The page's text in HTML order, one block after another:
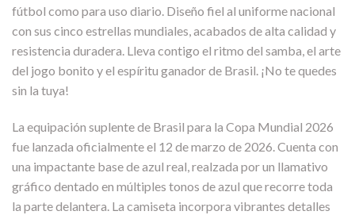
fútbol como para uso diario. Diseño fiel al uniforme nacional
con sus cinco estrellas mundiales, acabados de alta calidad y
resistencia duradera. Lleva contigo el ritmo del samba, el arte
del jogo bonito y el espíritu ganador de Brasil. ¡No te quedes
sin la tuya!
La equipación suplente de Brasil para la Copa Mundial 2026
fue lanzada oficialmente el 12 de marzo de 2026. Cuenta con
una impactante base de azul real, realzada por un llamativo
gráfico dentado en múltiples tonos de azul que recorre toda
la parte delantera. La camiseta incorpora vibrantes detalles